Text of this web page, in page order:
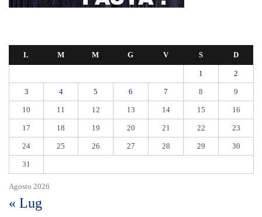
Agosto 2026
L M M G V S D
1 2
3 4 5 6 7 8 9
10 11 12 13 14 15 16
17 18 19 20 21 22 23
24 25 26 27 28 29 30
31
« Lug